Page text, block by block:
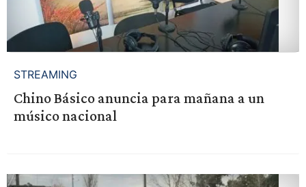
STREAMING
Chino Básico anuncia para mañana a un
músico nacional